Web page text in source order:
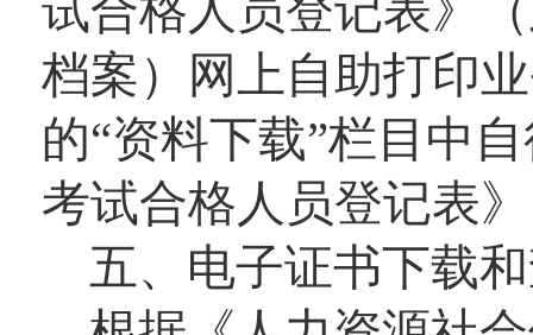
档案）网上自助打印
的“资料下载”栏目中
考试合格人员登记表
五、电子证书下载